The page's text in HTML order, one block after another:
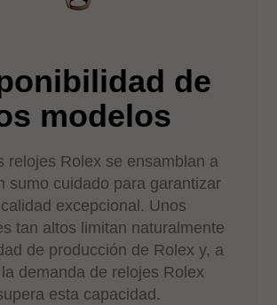
de
modelos
relojes Rolex se ensamblan a
sumo cuidado para garantizar
excepcional. Unos
tan altos limitan naturalmente
de producción de Rolex y, a
demanda de relojes Rolex
esta capacidad.